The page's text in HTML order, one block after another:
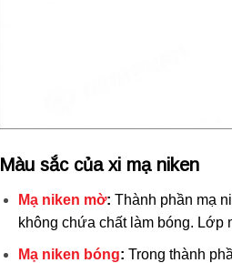
Màu sắc của xi mạ niken
Mạ niken mờ: Thành phần mạ
không chứa chất làm bóng. Lớp
Mạ niken bóng: Trong thành